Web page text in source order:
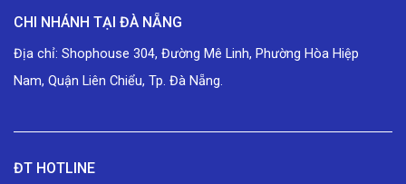
CHI NHÁNH TẠI ĐÀ NẴNG
Địa chỉ: Shophouse 304, Đường Mê Linh, Phường Hòa Hiệp
Nam, Quận Liên Chiểu, Tp. Đà Nẵng.
ĐT HOTLINE